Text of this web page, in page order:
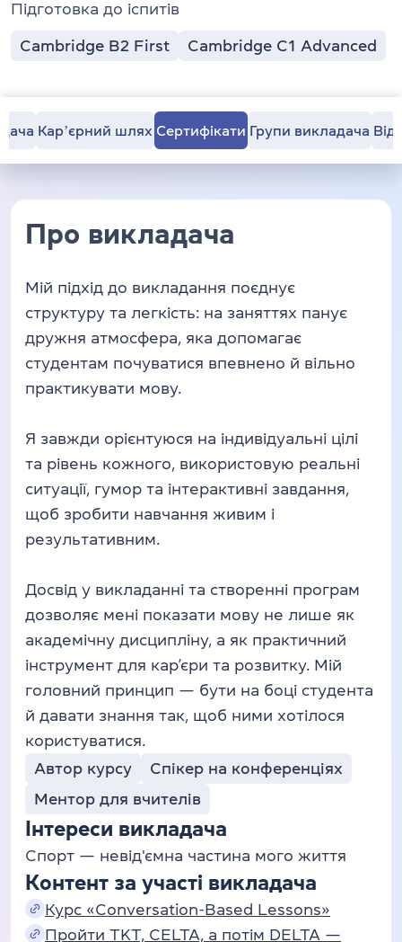
Підготовка до іспитів
Cambridge B2 First Cambridge C1 Advanced
Карʼєрний шлях Сертифікати Групи викладача
Про викладача
Мій підхід до викладання поєднує
структуру та легкість: на заняттях панує
дружня атмосфера, яка допомагає
студентам почуватися впевнено й вільно
практикувати мову.
Я завжди орієнтуюся на індивідуальні цілі
та рівень кожного, використовую реальні
ситуації, гумор та інтерактивні завдання,
щоб зробити навчання живим і
результативним.
Досвід у викладанні та створенні програм
дозволяє мені показати мову не лише як
академічну дисципліну, а як практичний
інструмент для кар’єри та розвитку. Мій
головний принцип — бути на боці студента
й давати знання так, щоб ними хотілося
користуватися.
Автор курсу
Спікер на конференціях
Ментор для вчителів
Інтереси викладача
Спорт — невід'ємна частина мого життя
Контент за участі викладача
Курс «Conversation-Based Lessons»
Пройти TKT, CELTA, а потім DELTA —